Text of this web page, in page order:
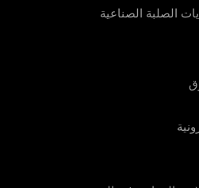
الصلبة الصناعية